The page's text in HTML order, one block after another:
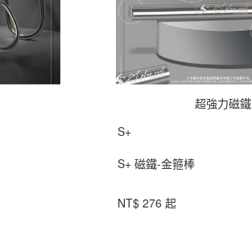
超強力磁鐵
S+
S+ 磁鐵-金箍棒
NT$ 276 起